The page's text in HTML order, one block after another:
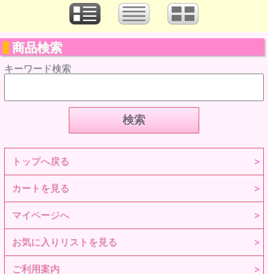
商品検索
キーワード検索
トップへ戻る
カートを見る
マイページへ
お気に入りリストを見る
ご利用案内